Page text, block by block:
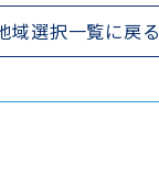
域選択一覧に戻る